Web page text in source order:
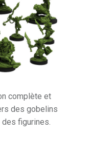
complète et
des gobelins
figurines.